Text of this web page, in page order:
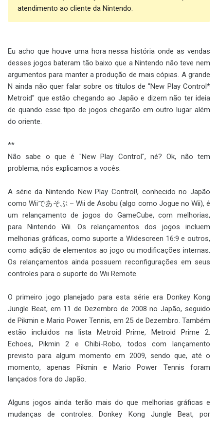
atendimento ao cliente da Nintendo.
Eu acho que houve uma hora nessa história onde as vendas
desses jogos bateram tão baixo que a Nintendo não teve nem
argumentos para manter a produção de mais cópias. A grande
N ainda não quer falar sobre os títulos de "New Play Control*
Metroid" que estão chegando ao Japão e dizem não ter ideia
de quando esse tipo de jogos chegarão em outro lugar além
do oriente.
**
Não sabe o que é "New Play Control", né? Ok, não tem
problema, nós explicamos a vocês.
A série da Nintendo New Play Control!, conhecido no Japão
como Wiiであそぶ – Wii de Asobu (algo como Jogue no Wii), é
um relançamento de jogos do GameCube, com melhorias,
para Nintendo Wii. Os relançamentos dos jogos incluem
melhorias gráficas, como suporte a Widescreen 16:9 e outros,
como adição de elementos ao jogo ou modificações internas.
Os relançamentos ainda possuem reconfigurações em seus
controles para o suporte do Wii Remote.
O primeiro jogo planejado para esta série era Donkey Kong
Jungle Beat, em 11 de Dezembro de 2008 no Japão, seguido
de Pikmin e Mario Power Tennis, em 25 de Dezembro. Também
estão incluidos na lista Metroid Prime, Metroid Prime 2:
Echoes, Pikmin 2 e Chibi-Robo, todos com lançamento
previsto para algum momento em 2009, sendo que, até o
momento, apenas Pikmin e Mario Power Tennis foram
lançados fora do Japão.
Alguns jogos ainda terão mais do que melhorias gráficas e
mudanças de controles. Donkey Kong Jungle Beat, por